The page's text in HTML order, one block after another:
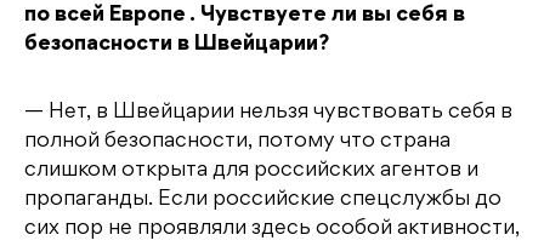
по всей Европе . Чувствуете ли вы себя в
безопасности в Швейцарии?
— Нет, в Швейцарии нельзя чувствовать себя в
полной безопасности, потому что страна
слишком открыта для российских агентов и
пропаганды. Если российские спецслужбы до
сих пор не проявляли здесь особой активности,